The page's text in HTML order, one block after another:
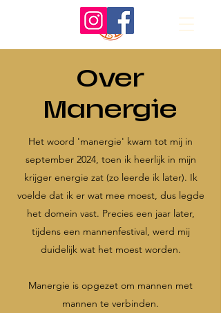
Over
Manergie
Het woord 'manergie' kwam tot mij in
september 2024, toen ik heerlijk in mijn
krijger energie zat (zo leerde ik later). Ik
voelde dat ik er wat mee moest, dus legde
het domein vast. Precies een jaar later,
tijdens een mannenfestival, werd mij
duidelijk wat het moest worden.
Manergie is opgezet om mannen met
mannen te verbinden.